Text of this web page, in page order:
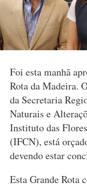
Foi esta manhã
Rota da Madeira.
da Secretaria
Naturais e
Instituto das
(IFCN), está
devendo estar
Esta Grande Rota